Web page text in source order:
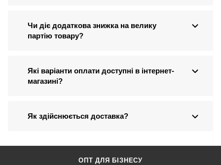
Чи діє додаткова знижка на велику
партію товару?
Які варіанти оплати доступні в інтернет-
магазині?
Як здійснюється доставка?
ОПТ ДЛЯ БІЗНЕСУ